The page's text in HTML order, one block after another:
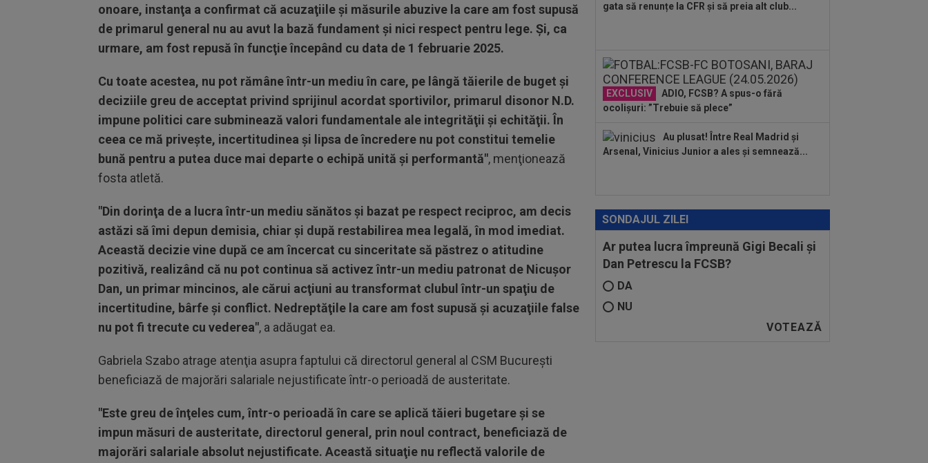
onoare, instanţa a confirmat că acuzaţiile şi măsurile abuzive la care am fost supusă
de primarul general nu au avut la bază fundament şi nici respect pentru lege. Şi, ca
urmare, am fost repusă în funcţie începând cu data de 1 februarie 2025.
Cu toate acestea, nu pot rămâne într-un mediu în care, pe lângă tăierile de buget şi
deciziile greu de acceptat privind sprijinul acordat sportivilor, primarul disonor N.D.
impune politici care subminează valori fundamentale ale integrităţii şi echităţii. În
ceea ce mă priveşte, incertitudinea şi lipsa de încredere nu pot constitui temelie
bună pentru a putea duce mai departe o echipă unită şi performantă", menţionează
fosta atletă.
"Din dorinţa de a lucra într-un mediu sănătos şi bazat pe respect reciproc, am decis
astăzi să îmi depun demisia, chiar şi după restabilirea mea legală, în mod imediat.
Această decizie vine după ce am încercat cu sinceritate să păstrez o atitudine
pozitivă, realizând că nu pot continua să activez într-un mediu patronat de Nicuşor
Dan, un primar mincinos, ale cărui acţiuni au transformat clubul într-un spaţiu de
incertitudine, bârfe şi conflict. Nedreptăţile la care am fost supusă şi acuzaţiile false
nu pot fi trecute cu vederea", a adăugat ea.
Gabriela Szabo atrage atenţia asupra faptului că directorul general al CSM Bucureşti
beneficiază de majorări salariale nejustificate într-o perioadă de austeritate.
"Este greu de înţeles cum, într-o perioadă în care se aplică tăieri bugetare şi se
impun măsuri de austeritate, directorul general, prin noul contract, beneficiază de
majorări salariale absolut nejustificate. Această situaţie nu reflectă valorile de
08:13
După ce au refuzat să cânte imnul
pentru transfer! Agentul său a ”rupt”
tăcerea
gata să renunțe la CFR și să preia alt club...
EXCLUSIV
ADIO, FCSB? A spus-o fără
ocolișuri: ”Trebuie să plece”
Au plusat! Între Real Madrid și
Arsenal, Vinicius Junior a ales și semnează...
SONDAJUL ZILEI
Ar putea lucra împreună Gigi Becali și
Dan Petrescu la FCSB?
DA
NU